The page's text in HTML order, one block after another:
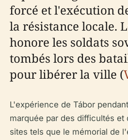
forcé et l'exécution
la résistance locale.
honore les soldats
tombés lors des
pour libérer la ville (
L'expérience de Tábor
marquée par des difficultés et
sites tels que le mémorial de